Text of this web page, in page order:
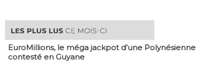
EuroMillions, ​le méga jackpot d’une Polynésienne
contesté en Guyane